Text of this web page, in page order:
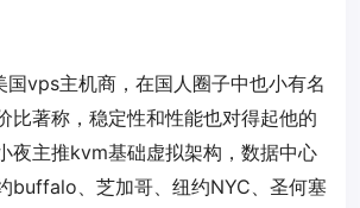
vps主机商，在国人圈子中也小有名
比著称，稳定性和性能也对得起他的
夜主推kvm基础虚拟架构，数据中心
buffalo、芝加哥、纽约NYC、圣何塞